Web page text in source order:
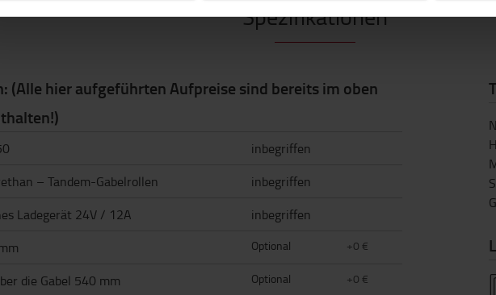
Spezifikationen
(Alle hier aufgeführten Aufpreise sind bereits im oben
inbegriffen
– Tandem-Gabelrollen
inbegriffen
Ladegerät 24V / 12A
inbegriffen
Optional +0 €
die Gabel 540 mm Optional +0 €